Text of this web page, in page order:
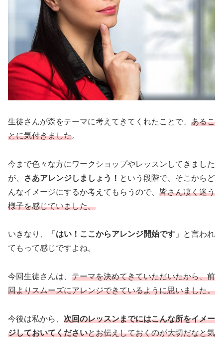
生徒さんが森をテーマに考えてきてくれたことで、 あるこ
とに気付きました。
今まで色々な方にワークショップやレッスンしてきました
が、
さあアレンジしましょう！ という段階で、そこからど
んなイメージにするか考えてもらうので、 皆さん凄く迷う
様子を感じていました。
いきなり、「 はい！ここからアレンジ開始です 」と言われ
てもって感じですよね。
今回生徒さんは、 テーマを決めてきていただいたから、前
回よりスムーズにアレンジできているように思いました。
今後は私から、 次回のレッスンまでにはこんな所をイメー
ジしておいてくださいとお伝えしておくのが大切だなと気